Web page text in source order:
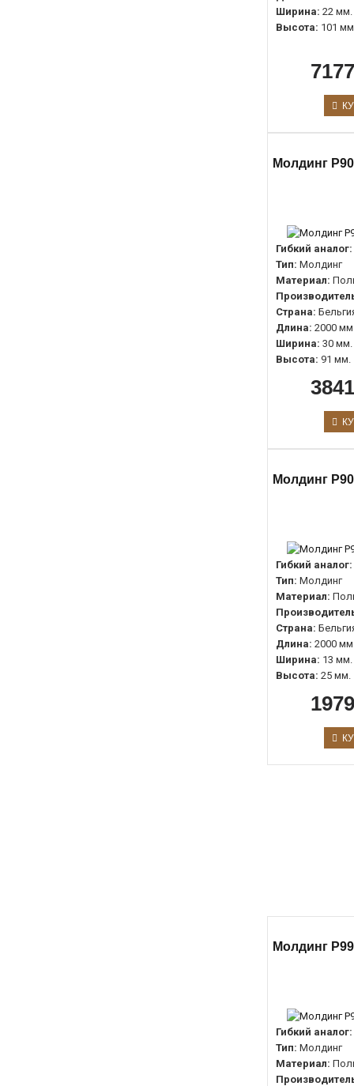
Ширина: 22 мм.
Высота: 101
Молдинг
Гибкий аналог:
Тип: Молдинг
Материал:
Страна:
Длина: 2000 мм
Ширина: 30 мм.
Высота: 91 мм.
Молдинг
Гибкий аналог:
Тип: Молдинг
Материал:
Страна:
Длина: 2000 мм
Ширина: 13 мм.
Высота: 25 мм.
Молдинг
Гибкий аналог:
Тип: Молдинг
Материал: